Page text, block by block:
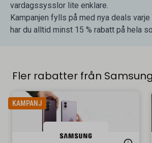
vardagssysslor lite enklare.
Kampanjen fylls på med nya deals
har du alltid minst 15 % rabatt på hela
Fler rabatter från Samsung
KAMPANJ